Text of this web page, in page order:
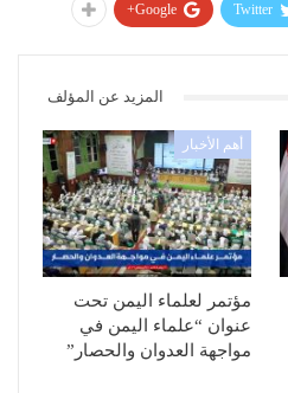
Twitter
Google+
المزيد عن المؤلف
أهم الأخبار
مؤتمر لعلماء اليمن تحت
عنوان “علماء اليمن في
مواجهة العدوان والحصار”